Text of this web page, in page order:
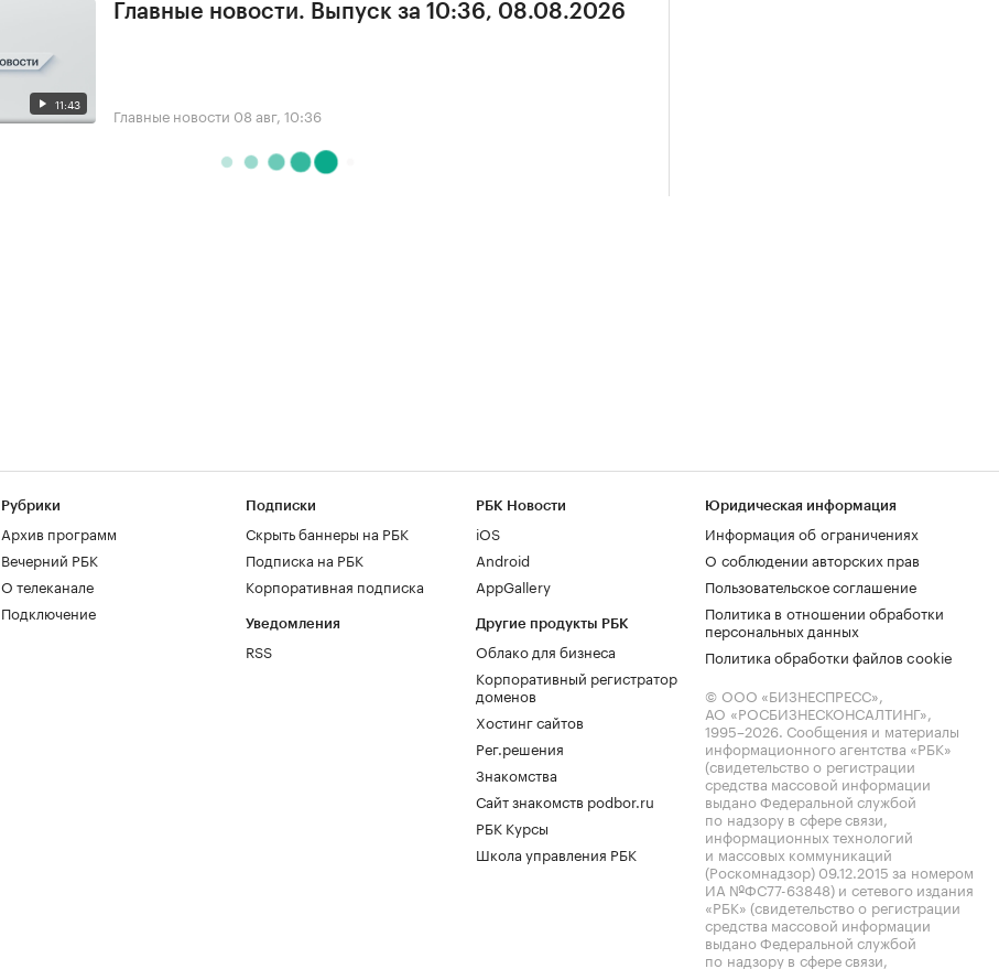
11:43
Главные новости. Выпуск за 10:36, 08.08.2026
Главные новости 08 авг, 10:36
Рубрики
Архив программ
Вечерний РБК
О телеканале
Подключение
Подписки
Скрыть баннеры на РБК
Подписка на РБК
Корпоративная подписка
Уведомления
RSS
РБК Новости
iOS
Android
AppGallery
Другие продукты РБК
Облако для бизнеса
Корпоративный регистратор
доменов
Хостинг сайтов
Рег.решения
Знакомства
Сайт знакомств podbor.ru
РБК Курсы
Школа управления РБК
Юридическая информация
Информация об ограничениях
О соблюдении авторских прав
Пользовательское соглашение
Политика в отношении обработки
персональных данных
Политика обработки файлов cookie
© ООО «БИЗНЕСПРЕСС»,
АО «РОСБИЗНЕСКОНСАЛТИНГ»,
1995–2026. Сообщения и материалы
информационного агентства «РБК»
(свидетельство о регистрации
средства массовой информации
выдано Федеральной службой
по надзору в сфере связи,
информационных технологий
и массовых коммуникаций
(Роскомнадзор) 09.12.2015 за номером
ИА №ФС77-63848) и сетевого издания
«РБК» (свидетельство о регистрации
средства массовой информации
выдано Федеральной службой
по надзору в сфере связи,